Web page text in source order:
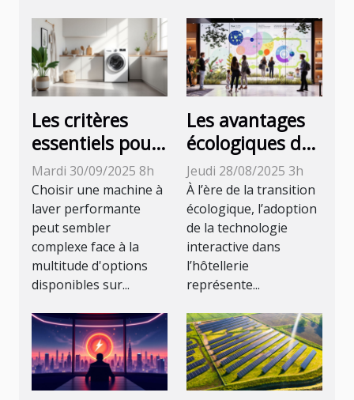
Les critères
essentiels pour
sélectionner
une machine à
laver efficace
Mardi 30/09/2025 8h
Choisir une machine à
laver performante
peut sembler
complexe face à la
multitude d'options
disponibles sur...
Les avantages
écologiques de
la technologie
interactive dans
l'hôtellerie
Jeudi 28/08/2025 3h
À l’ère de la transition
écologique, l’adoption
de la technologie
interactive dans
l’hôtellerie
représente...